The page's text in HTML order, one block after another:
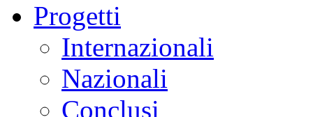
Progetti
Internazionali
Nazionali
Conclusi